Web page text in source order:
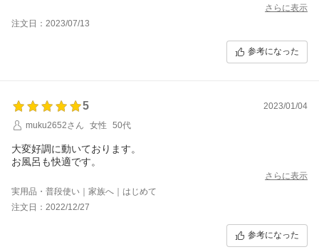
購入すればよかったです・・。
さらに表示
注文日：2023/07/13
参考になった
5
2023/01/04
muku2652さん
女性 50代
大変好調に動いております。
お風呂も快適です。
さらに表示
実用品・普段使い｜家族へ｜はじめて
注文日：2022/12/27
参考になった